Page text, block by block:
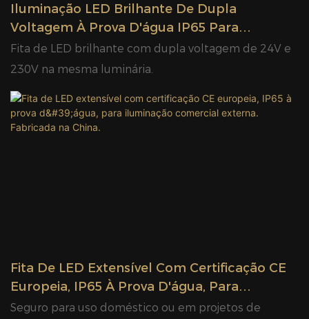
Iluminação LED Brilhante De Dupla
Voltagem À Prova D'água IP65 Para
Canteiros De Obras, Fabricante Chinês.
Fita de LED brilhante com dupla voltagem de 24V e
230V na mesma luminária.
Fita De LED Extensível Com Certificação CE
Europeia, IP65 À Prova D'água, Para
Iluminação Comercial Externa. Fabricada Na
Seguro para uso doméstico ou em projetos de